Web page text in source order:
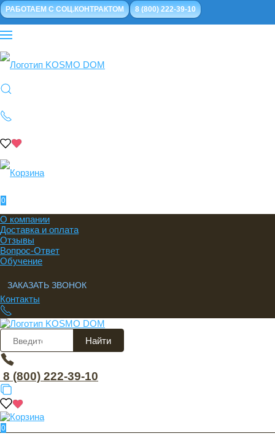
РАБОТАЕМ С СОЦ.КОНТРАКТОМ 8 (800) 222-39-10
0
О компании
Доставка и оплата
Отзывы
Вопрос-Ответ
Обучение
ЗАКАЗАТЬ ЗВОНОК
Контакты
Найти
8 (800) 222-39-10
0